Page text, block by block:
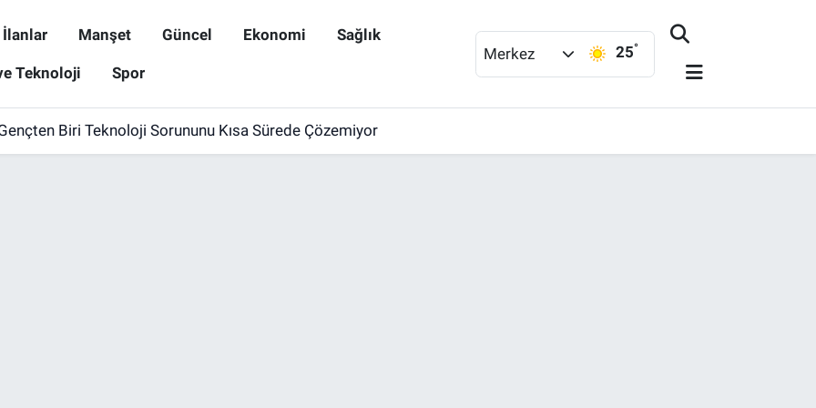
İlanlar Manşet Güncel Ekonomi Sağlık
Teknoloji Spor
Merkez 25°
Biri Teknoloji Sorununu Kısa Sürede Çözemiyor